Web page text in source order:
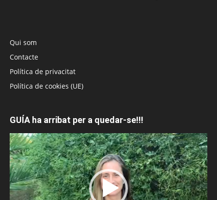
Qui som
Contacte
Política de privacitat
Política de cookies (UE)
GUÍA ha arribat per a quedar-se!!!
Reproductor
de
vídeo